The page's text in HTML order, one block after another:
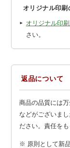
オリジナル印
オリジナル印
さい。
返品について
商品の品質には
などがございま
ださい。責任をも
※ 原則として新